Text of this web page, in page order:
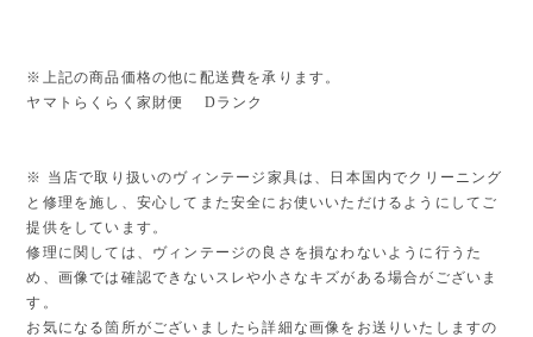
※上記の商品価格の他に配送費を承ります。
ヤマトらくらく家財便 Dランク
※ 当店で取り扱いのヴィンテージ家具は、日本国内でクリーニング
と修理を施し、安心してまた安全にお使いいただけるようにしてご
提供をしています。
修理に関しては、ヴィンテージの良さを損なわないように行うた
め、画像では確認できないスレや小さなキズがある場合がございま
す。
お気になる箇所がございましたら詳細な画像をお送りいたしますの